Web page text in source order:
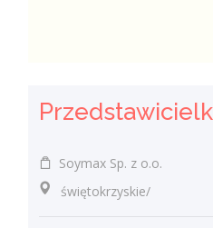
Soymax Sp. z o.o.
świętokrzyskie/